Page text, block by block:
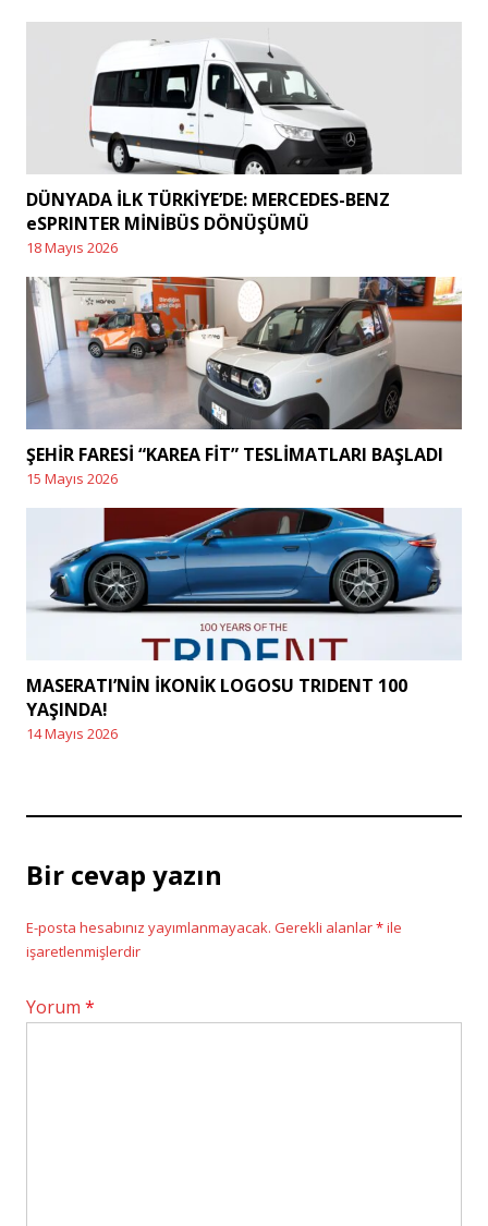
DÜNYADA İLK TÜRKİYE’DE: MERCEDES-BENZ
eSPRINTER MİNİBÜS DÖNÜŞÜMÜ
Posted
on
18 Mayıs 2026
ŞEHİR FARESİ “KAREA FİT” TESLİMATLARI BAŞLADI
Posted
on
15 Mayıs 2026
MASERATI’NİN İKONİK LOGOSU TRIDENT 100
YAŞINDA!
Posted
14 Mayıs 2026
Bir cevap yazın
E-posta hesabınız yayımlanmayacak. Gerekli alanlar*ile
işaretlenmişlerdir
Yorum *